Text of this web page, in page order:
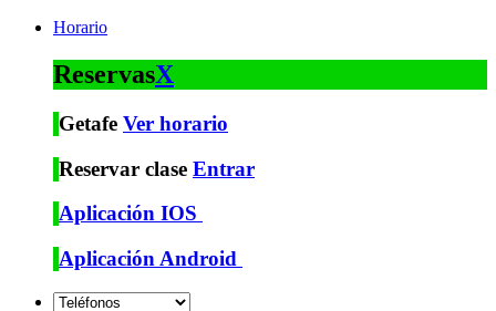
Horario
ReservasX
Getafe Ver horario
Reservar clase Entrar
Aplicación IOS
Aplicación Android